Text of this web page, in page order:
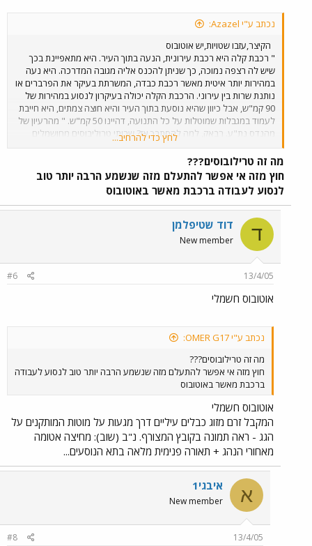
נכתב ע"י Azazel:
הקיצר,עזבו שטויות,יש אוטובוס
" רכבת קלה היא רכבת עירונית, הנעה בתוך העיר. היא מתאפיינת בכך
שיש לה רצפה נמוכה, כך שניתן להכנס אליה מגובה המדרכה. היא נעה
במהירות יותר איטית מאשר רכבת כבדה, המשרתת בעיקר את הפרברים או
נותנת שרות בין עירוני. הרכבת הקלה יכולה בעיקרון לנסוע במהירות של
90 קמ"ש, אבל כיוון שהיא נוסעת בתוך העיר והיא חוצה צמתים, היא חייבת
לעמוד במגבלות שמוטלות על כל התנועה, דהיינו 50 קמ"ש. " מהרעיון של
מהנדס נת"ע. רבאק, למה להסתבך אז? שרותי טרוליבוסים מחושמלים
. ביאס אותי נורא האירוח הזה.....
לי בפנים, תגידו שאתם מתקמצנים ( או באופן יפה: שחסר
תקציב). אל תתחילו לדבר על יתרונות של רכבת קלה על רכבת
תחתית....
לחץ כדי להרחיב...
מה זה טרילובוסים???
חוץ מזה אי אפשר להתעלם מזה שנשמע הרבה יותר טוב
לנסוע לעבודה ברכבת מאשר באוטובוס
ד דוד שטיפלמן
New member
13/4/05
#6
אוטובוס חשמלי
נכתב ע"י OMER G17:
מה זה טרילובוסים???
חוץ מזה אי אפשר להתעלם מזה שנשמע הרבה יותר טוב לנסוע לעבודה
ברכבת מאשר באוטובוס
אוטובוס חשמלי
המקבל זרם מזוג כבלים עיליים דרך מגעות על מוטות המותקנים על
הגג - ראה תמונה בקובץ המצורף. נ"ב (שוב): מחיצה אטומה
מאחורי הנהג + תאורה פנימית מלאה בתא הנוסעים...
א איבגי1
New member
13/4/05
#8